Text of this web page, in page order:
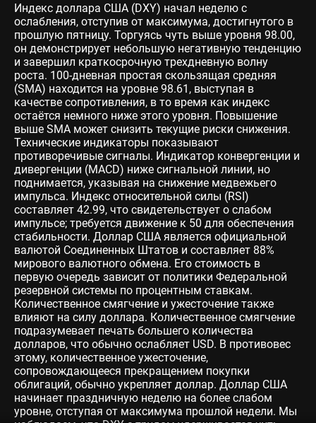
Индекс доллара США (DXY) начал неделю с
ослабления, отступив от максимума, достигнутого в
прошлую пятницу. Торгуясь чуть выше уровня 98.00,
он демонстрирует небольшую негативную тенденцию
и завершил краткосрочную трехдневную волну
роста. 100-дневная простая скользящая средняя
(SMA) находится на уровне 98.61, выступая в
качестве сопротивления, в то время как индекс
остаётся немного ниже этого уровня. Повышение
выше SMA может снизить текущие риски снижения.
Технические индикаторы показывают
противоречивые сигналы. Индикатор конвергенции и
дивергенции (MACD) ниже сигнальной линии, но
поднимается, указывая на снижение медвежьего
импульса. Индекс относительной силы (RSI)
составляет 42.99, что свидетельствует о слабом
импульсе; требуется движение к 50 для обеспечения
стабильности. Доллар США является официальной
валютой Соединенных Штатов и составляет 88%
мирового валютного обмена. Его стоимость в
первую очередь зависит от политики Федеральной
резервной системы по процентным ставкам.
Количественное смягчение и ужесточение также
влияют на силу доллара. Количественное смягчение
подразумевает печать большего количества
долларов, что обычно ослабляет USD. В противовес
этому, количественное ужесточение,
сопровождающееся прекращением покупки
облигаций, обычно укрепляет доллар. Доллар США
начинает праздничную неделю на более слабом
уровне, отступая от максимума прошлой недели. Мы